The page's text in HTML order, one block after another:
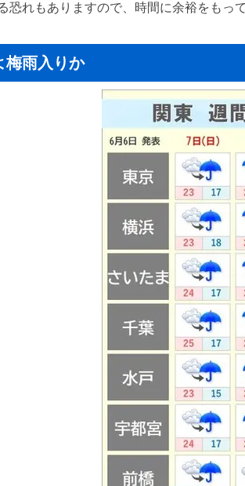
恐れもありますので、時間に余裕をもっ
梅雨入りか